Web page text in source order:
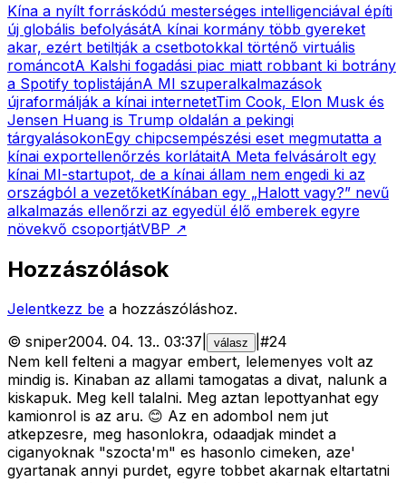
Kína a nyílt forráskódú mesterséges intelligenciával építi
új globális befolyásátA kínai kormány több gyereket
akar, ezért betiltják a csetbotokkal történő virtuális
románcotA Kalshi fogadási piac miatt robbant ki botrány
a Spotify toplistájánA MI szuperalkalmazások
újraformálják a kínai internetetTim Cook, Elon Musk és
Jensen Huang is Trump oldalán a pekingi
tárgyalásokonEgy chipcsempészési eset megmutatta a
kínai exportellenőrzés korlátaitA Meta felvásárolt egy
kínai MI-startupot, de a kínai állam nem engedi ki az
országból a vezetőketKínában egy „Halott vagy?” nevű
alkalmazás ellenőrzi az egyedül élő emberek egyre
növekvő csoportjátVBP ↗
Hozzászólások
Jelentkezz be a hozzászóláshoz.
© sniper2004. 04. 13.. 03:37 válasz #24
Nem kell felteni a magyar embert, lelemenyes volt az
mindig is. Kinaban az allami tamogatas a divat, nalunk a
kiskapuk. Meg kell talalni. Meg aztan lepottyanhat egy
kamionrol is az aru. 😊 Az en adombol nem jut
atkepzesre, meg hasonlokra, odaadjak mindet a
ciganyoknak "szocta'm" es hasonlo cimeken, aze'
gyartanak annyi purdet, egyre tobbet akarnak eltartatni